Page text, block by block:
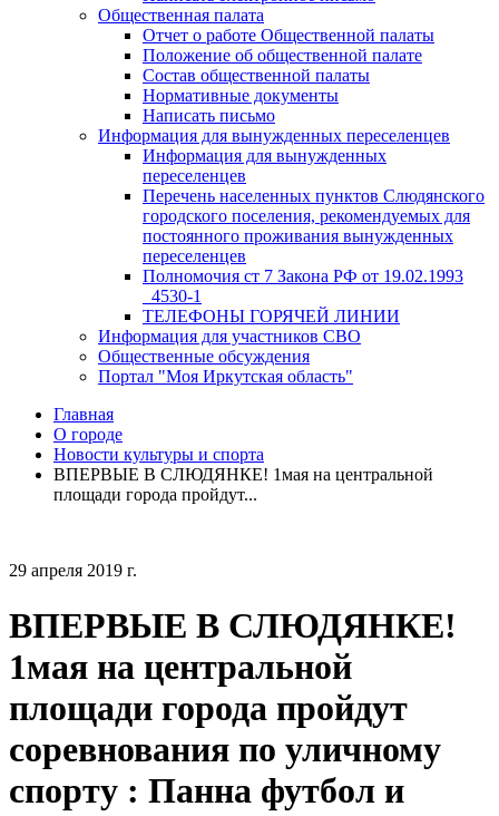
Общественная палата
Отчет о работе Общественной палаты
Положение об общественной палате
Состав общественной палаты
Нормативные документы
Написать письмо
Информация для вынужденных переселенцев
Информация для вынужденных
переселенцев
Перечень населенных пунктов Слюдянского
городского поселения, рекомендуемых для
постоянного проживания вынужденных
переселенцев
Полномочия ст 7 Закона РФ от 19.02.1993
_4530-1
ТЕЛЕФОНЫ ГОРЯЧЕЙ ЛИНИИ
Информация для участников СВО
Общественные обсуждения
Портал "Моя Иркутская область"
Главная
О городе
Новости культуры и спорта
ВПЕРВЫЕ В СЛЮДЯНКЕ! 1мая на центральной
площади города пройдут...
29 апреля 2019 г.
ВПЕРВЫЕ В СЛЮДЯНКЕ!
1мая на центральной
площади города пройдут
соревнования по уличному
спорту : Панна футбол и